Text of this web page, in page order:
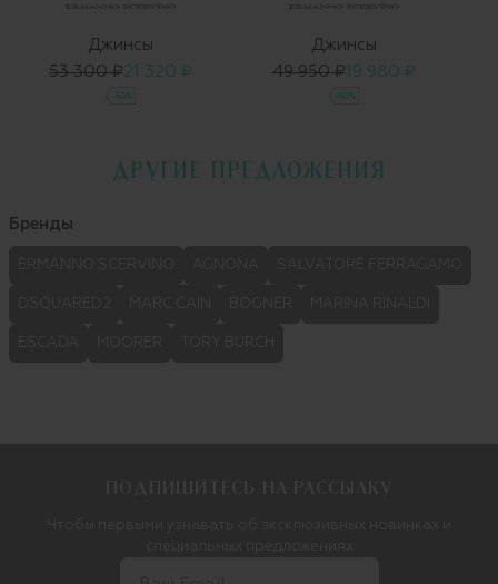
Джинсы
53 300 ₽21 320 ₽
-60%
Джинсы
49 950 ₽19 980 ₽
-60%
ДРУГИЕ ПРЕДЛОЖЕНИЯ
Бренды